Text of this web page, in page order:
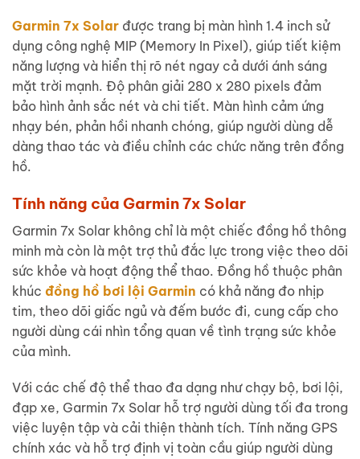
Garmin 7x Solar được trang bị màn hình 1.4 inch sử
dụng công nghệ MIP (Memory In Pixel), giúp tiết kiệm
năng lượng và hiển thị rõ nét ngay cả dưới ánh sáng
mặt trời mạnh. Độ phân giải 280 x 280 pixels đảm
bảo hình ảnh sắc nét và chi tiết. Màn hình cảm ứng
nhạy bén, phản hồi nhanh chóng, giúp người dùng dễ
dàng thao tác và điều chỉnh các chức năng trên đồng
hồ.
Tính năng của Garmin 7x Solar
Garmin 7x Solar không chỉ là một chiếc đồng hồ thông
minh mà còn là một trợ thủ đắc lực trong việc theo dõi
sức khỏe và hoạt động thể thao. Đồng hồ thuộc phân
khúc đồng hồ bơi lội Garmin có khả năng đo nhịp
tim, theo dõi giấc ngủ và đếm bước đi, cung cấp cho
người dùng cái nhìn tổng quan về tình trạng sức khỏe
của mình.
Với các chế độ thể thao đa dạng như chạy bộ, bơi lội,
đạp xe, Garmin 7x Solar hỗ trợ người dùng tối đa trong
việc luyện tập và cải thiện thành tích. Tính năng GPS
chính xác và hỗ trợ định vị toàn cầu giúp người dùng